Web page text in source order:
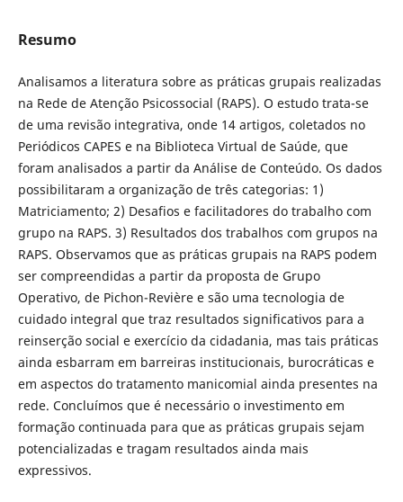
Resumo
Analisamos a literatura sobre as práticas grupais realizadas
na Rede de Atenção Psicossocial (RAPS). O estudo trata-se
de uma revisão integrativa, onde 14 artigos, coletados no
Periódicos CAPES e na Biblioteca Virtual de Saúde, que
foram analisados a partir da Análise de Conteúdo. Os dados
possibilitaram a organização de três categorias: 1)
Matriciamento; 2) Desafios e facilitadores do trabalho com
grupo na RAPS. 3) Resultados dos trabalhos com grupos na
RAPS. Observamos que as práticas grupais na RAPS podem
ser compreendidas a partir da proposta de Grupo
Operativo, de Pichon-Revière e são uma tecnologia de
cuidado integral que traz resultados significativos para a
reinserção social e exercício da cidadania, mas tais práticas
ainda esbarram em barreiras institucionais, burocráticas e
em aspectos do tratamento manicomial ainda presentes na
rede. Concluímos que é necessário o investimento em
formação continuada para que as práticas grupais sejam
potencializadas e tragam resultados ainda mais
expressivos.